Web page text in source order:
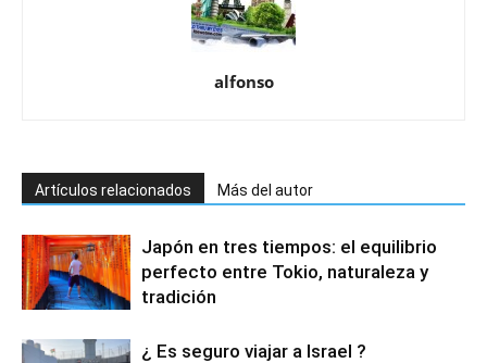
alfonso
Artículos relacionados Más del autor
Japón en tres tiempos: el equilibrio
perfecto entre Tokio, naturaleza y
tradición
¿ Es seguro viajar a Israel ?